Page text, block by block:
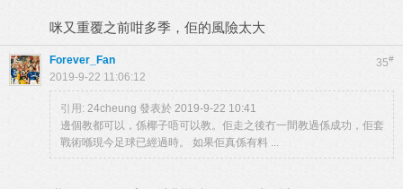
咪又重覆之前咁多季，佢的風險太大
35#
Forever_Fan
2019-9-22 11:06:12
引用: 24cheung 發表於 2019-9-22 10:41
邊個教都可以，係椰子唔可以教。佢走之後冇一間教過係成功，佢套
戰術喺現今足球已經過時。 如果佢真係有料 ...